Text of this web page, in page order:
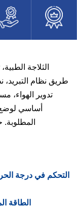
الثلاجة
طريق نظام
تدوير الهواء،
أساسي لوضع
التحكم في درجة
الطاقة